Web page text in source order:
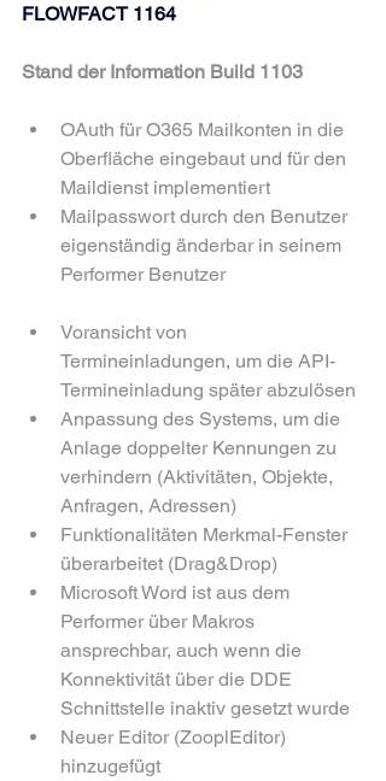
FLOWFACT 1164
Stand der Information Build 1103
OAuth für O365 Mailkonten in die
Oberfläche eingebaut und für den
Maildienst implementiert
Mailpasswort durch den Benutzer
eigenständig änderbar in seinem
Performer Benutzer
Voransicht von
Termineinladungen, um die API-
Termineinladung später abzulösen
Anpassung des Systems, um die
Anlage doppelter Kennungen zu
verhindern (Aktivitäten, Objekte,
Anfragen, Adressen)
Funktionalitäten Merkmal-Fenster
überarbeitet (Drag&Drop)
Microsoft Word ist aus dem
Performer über Makros
ansprechbar, auch wenn die
Konnektivität über die DDE
Schnittstelle inaktiv gesetzt wurde
Neuer Editor (ZooplEditor)
hinzugefügt